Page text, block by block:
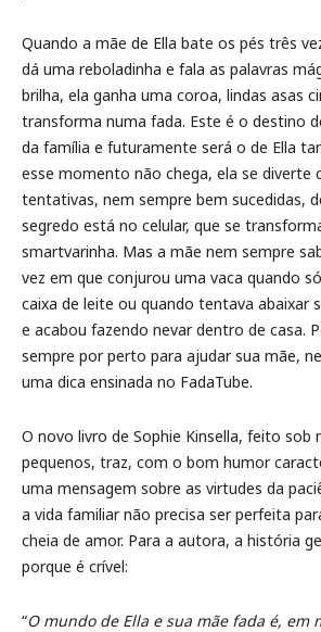
Quando a mãe de Ella bate os pés três
dá uma reboladinha e fala as palavras
brilha, ela ganha uma coroa, lindas asas
transforma numa fada. Este é o destino
da família e futuramente será o de Ella
esse momento não chega, ela se diverte
tentativas, nem sempre bem sucedidas,
segredo está no celular, que se
smartvarinha. Mas a mãe nem sempre
vez em que conjurou uma vaca quando
caixa de leite ou quando tentava abaixar
e acabou fazendo nevar dentro de casa.
sempre por perto para ajudar sua mãe,
uma dica ensinada no FadaTube.
O novo livro de Sophie Kinsella, feito sob
pequenos, traz, com o bom humor
uma mensagem sobre as virtudes da
a vida familiar não precisa ser perfeita
cheia de amor. Para a autora, a história
porque é crível:
“O mundo de Ella e sua mãe fada é, em